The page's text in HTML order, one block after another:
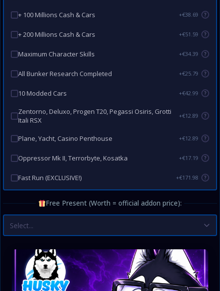
+ 100 Millions Cash & Cars +€38.69 ?
+ 200 Millions Cash & Cars +€51.59 ?
Maximum Character Skills +€34.39 ?
All Bunker Research Completed +€25.79 ?
10 Modded Cars +€42.99 ?
Zentorno, Deluxo, Progen T20, Pegassi Osiris, Grotti
Itali RSX
+€12.89 ?
Plane, Yacht, Casino Penthouse +€12.89 ?
Oppressor Mk II, Terrorbyte, Kosatka +€17.19 ?
Fast Run (EXCLUSIVE!) +€171.98 ?
Free Present (Worth = official addon price):
Select...